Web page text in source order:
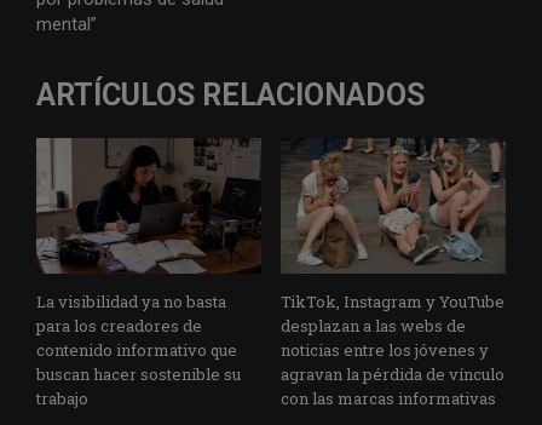
mental”
ARTÍCULOS RELACIONADOS
La visibilidad ya no basta
para los creadores de
contenido informativo que
buscan hacer sostenible su
trabajo
TikTok, Instagram y YouTube
desplazan a las webs de
noticias entre los jóvenes y
agravan la pérdida de vínculo
con las marcas informativas